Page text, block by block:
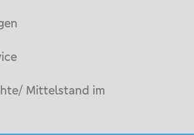
Mittelstand im